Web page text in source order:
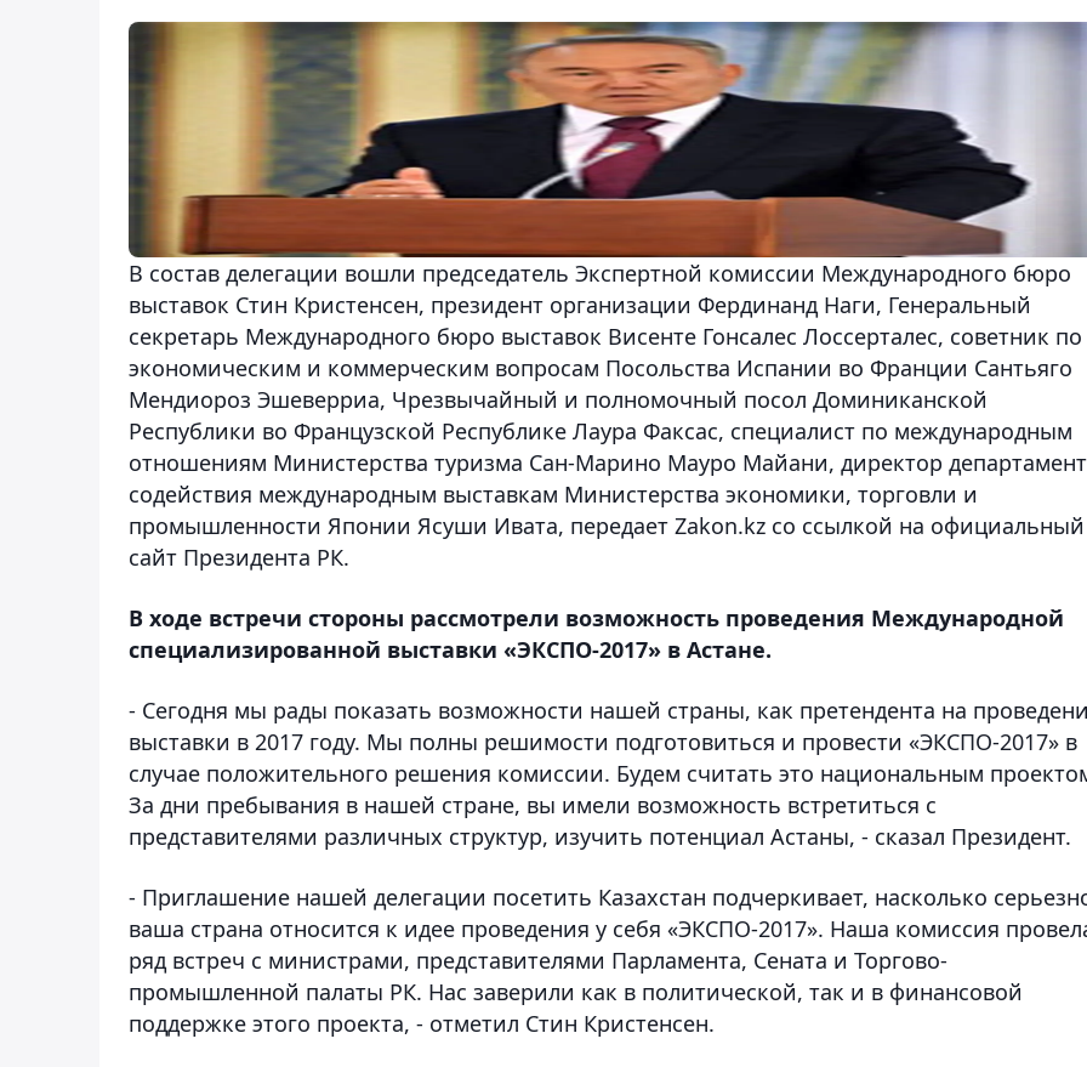
В состав делегации вошли председатель Экспертной комиссии Международного бюро
выставок Стин Кристенсен, президент организации Фердинанд Наги, Генеральный
секретарь Международного бюро выставок Висенте Гонсалес Лоссерталес, советник по
экономическим и коммерческим вопросам Посольства Испании во Франции Сантьяго
Мендиороз Эшеверриа, Чрезвычайный и полномочный посол Доминиканской
Республики во Французской Республике Лаура Факсас, специалист по международным
отношениям Министерства туризма Сан-Марино Мауро Майани, директор
содействия международным выставкам Министерства экономики, торговли и
промышленности Японии Ясуши Ивата, передает Zakon.kz со ссылкой на официальный
сайт Президента РК.
В ходе встречи стороны рассмотрели возможность проведения Международной
специализированной выставки «ЭКСПО-2017» в Астане.
- Сегодня мы рады показать возможности нашей страны, как претендента на
выставки в 2017 году. Мы полны решимости подготовиться и провести «ЭКСПО-2017» в
случае положительного решения комиссии. Будем считать это национальным
За дни пребывания в нашей стране, вы имели возможность встретиться с
представителями различных структур, изучить потенциал Астаны, - сказал Президент.
- Приглашение нашей делегации посетить Казахстан подчеркивает, насколько
ваша страна относится к идее проведения у себя «ЭКСПО-2017». Наша комиссия
ряд встреч с министрами, представителями Парламента, Сената и Торгово-
промышленной палаты РК. Нас заверили как в политической, так и в финансовой
поддержке этого проекта, - отметил Стин Кристенсен.